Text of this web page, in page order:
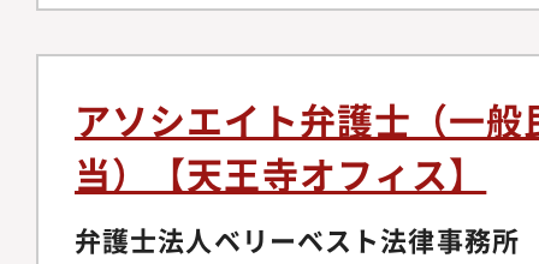
事務所の中には、価
り、実績が少なく専
朗会計とクライアン
ブルな料金体系を構
ニーズに応じ、今後
テイメント、国際取
個人のお客様向け交
金請求、離婚問題、
産相続、労働問題、
外国人のビザ申請【
の】◆幅広い分野/豊
アソシエイト弁護士（一
当）【天王寺オフィス】
弁護士法人ベリーベスト法律事務所